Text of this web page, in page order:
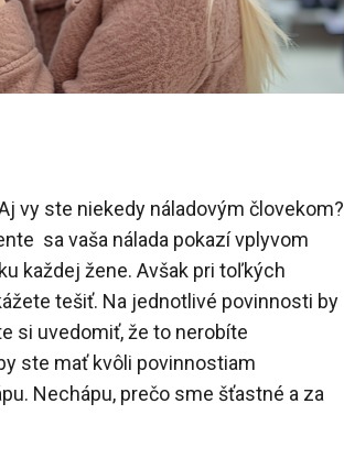
vy ste niekedy náladovým človekom?
sa vaša nálada pokazí vplyvom
každej žene. Avšak pri toľkých
tešiť. Na jednotlivé povinnosti by
si uvedomiť, že to nerobíte
ste mať kvôli povinnostiam
Nechápu, prečo sme šťastné a za